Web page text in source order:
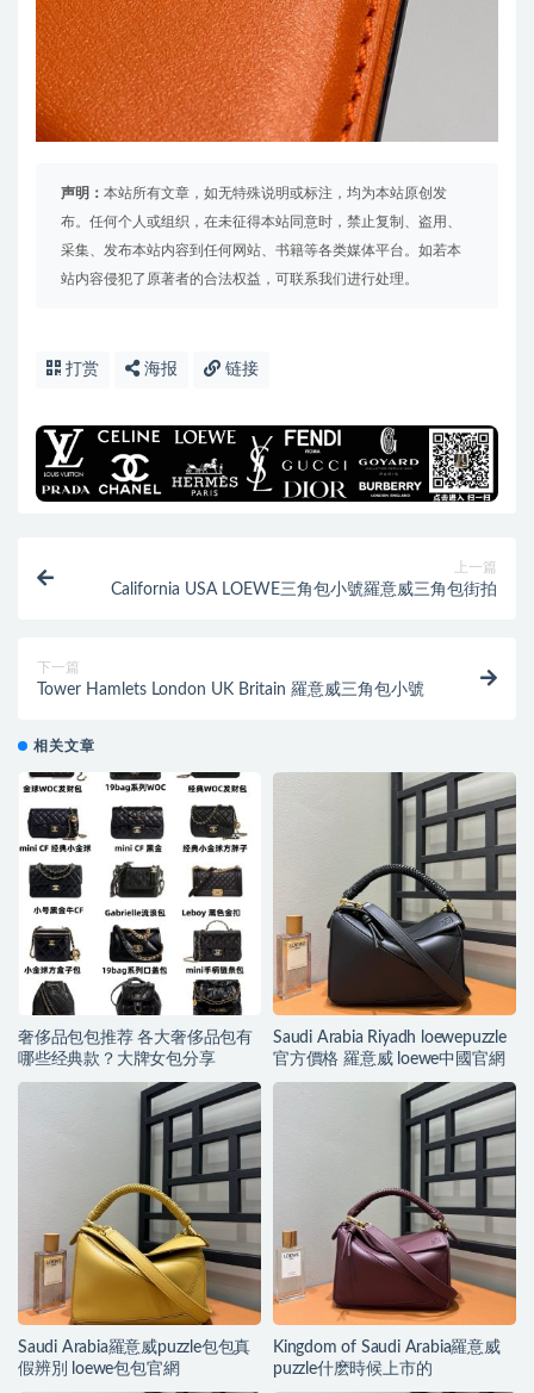
声明： 本站所有文章，如无特殊说明或标注，均为本站原创发
布。任何个人或组织，在未征得本站同意时，禁止复制、盗用、
采集、发布本站内容到任何网站、书籍等各类媒体平台。如若本
站内容侵犯了原著者的合法权益，可联系我们进行处理。
打赏 海报 链接
上一篇
California USA LOEWE三角包小號羅意威三角包街拍
下一篇
Tower Hamlets London UK Britain 羅意威三角包小號
相关文章
奢侈品包包推荐 各大奢侈品包有
哪些经典款？大牌女包分享
Saudi Arabia Riyadh loewepuzzle
官方價格 羅意威 loewe中國官網
Saudi Arabia羅意威puzzle包包真
假辨別 loewe包包官網
Kingdom of Saudi Arabia羅意威
puzzle什麽時候上市的